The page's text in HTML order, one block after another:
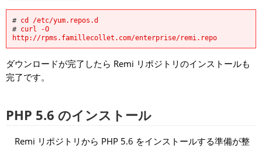
# cd /etc/yum.repos.d
# curl -O
http://rpms.famillecollet.com/enterprise/remi.repo
ダウンロードが完了したら Remi リポジトリのインストールも
完了です。
PHP 5.6 のインストール
Remi リポジトリから PHP 5.6 をインストールする準備が整